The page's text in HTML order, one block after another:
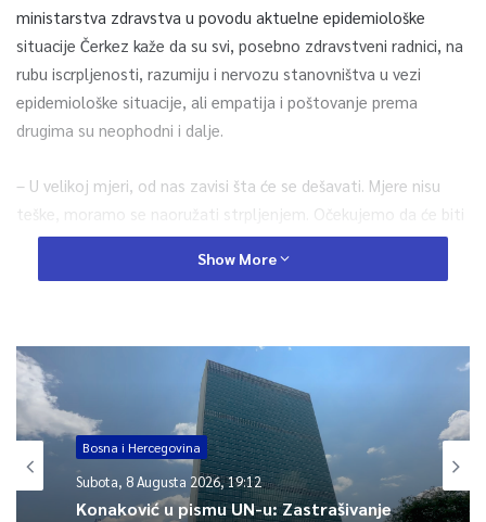
ministarstva zdravstva u povodu aktuelne epidemiološke
situacije Čerkez kaže da su svi, posebno zdravstveni radnici, na
rubu iscrpljenosti, razumiju i nervozu stanovništva u vezi
epidemiološke situacije, ali empatija i poštovanje prema
drugima su neophodni i dalje.
– U velikoj mjeri, od nas zavisi šta će se dešavati. Mjere nisu
teške, moramo se naoružati strpljenjem. Očekujemo da će biti
bolja situacija, posebno kad dođe prva provjerena vakcina.
Dotad moramo poštivati jednostavne mjere da nosimo maske,
provjetravati prostorije – naglasio je.
Apelira na stanovništvo da kontaktira ljekara, u slučaju kad
osjete bilo kakve simptome kapljične infekcije (kašalj, povišena
tjelesna temperatura, malaksalost). Cilj je, kako je naveo, da
ne uđemo u lockdown, te da ovdašnje restrikcije nisu u tolikoj
Show More
Bosna i Hercegovina
Subota, 8 Augusta 2026, 19:12
Konaković u pismu UN-u: Zastrašivanje